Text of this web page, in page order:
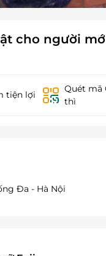
cho người
tiện lợi
Quét mã
thì
Đa - Hà Nội